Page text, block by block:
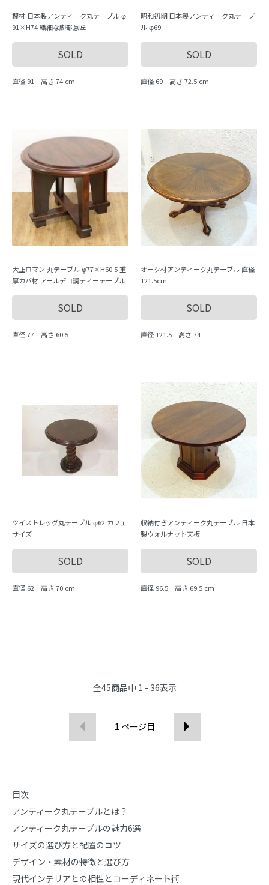
欅材 日本製アンティーク丸テーブル φ
91×H74 繊細な脚部意匠
SOLD
直径 91 高さ 74 cm
昭和初期 日本製アンティーク丸テーブ
ル φ69
SOLD
直径 69 高さ 72.5 cm
大正ロマン 丸テーブル φ77×H60.5 重
厚カバ材 アールデコ調ティーテーブル
SOLD
直径 77 高さ 60.5
オーク材アンティーク丸テーブル 直径
121.5cm
SOLD
直径 121.5 高さ 74
ツイストレッグ丸テーブル φ62 カフェ
サイズ
SOLD
直径 62 高さ 70 cm
収納付きアンティーク丸テーブル 日本
製ウォルナット天板
SOLD
直径 96.5 高さ 69.5 cm
全45商品中 1 - 36表示
1 ページ目
目次
アンティーク丸テーブルとは？
アンティーク丸テーブルの魅力6選
サイズの選び方と配置のコツ
デザイン・素材の特徴と選び方
現代インテリアとの相性とコーディネート術